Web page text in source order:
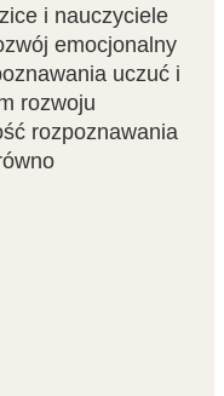
i nauczyciele
emocjonalny
uczuć i
rozwoju
rozpoznawania